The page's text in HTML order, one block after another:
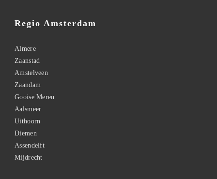
Regio Amsterdam
Almere
Zaanstad
Amstelveen
Zaandam
Gooise Meren
Aalsmeer
Uithoorn
Diemen
Assendelft
Mijdrecht